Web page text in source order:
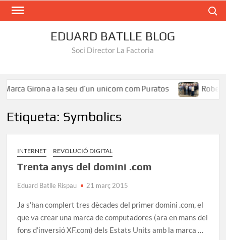
EDUARD BATLLE BLOG
Soci Director La Factoria
Marca Girona a la seu d’un unicorn com Puratos Roberto
Etiqueta: Symbolics
INTERNET REVOLUCIÓ DIGITAL
Trenta anys del domini .com
Eduard Batlle Rispau 21 març 2015
Ja s’han complert tres dècades del primer domini .com, el
que va crear una marca de computadores (ara en mans del
fons d’inversió XF.com) dels Estats Units amb la marca …